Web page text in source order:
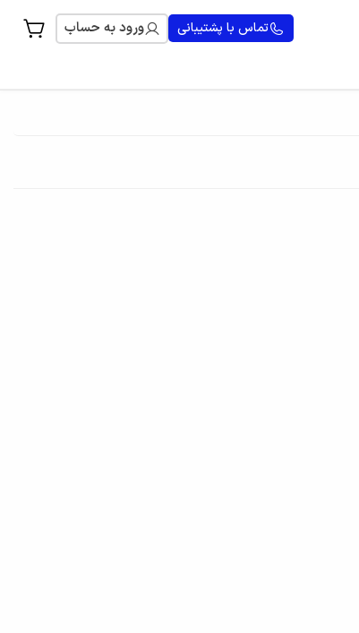
تماس با پشتیبانی ورود به حساب